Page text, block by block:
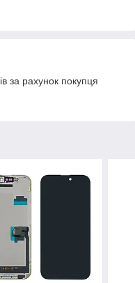
за рахунок покупця